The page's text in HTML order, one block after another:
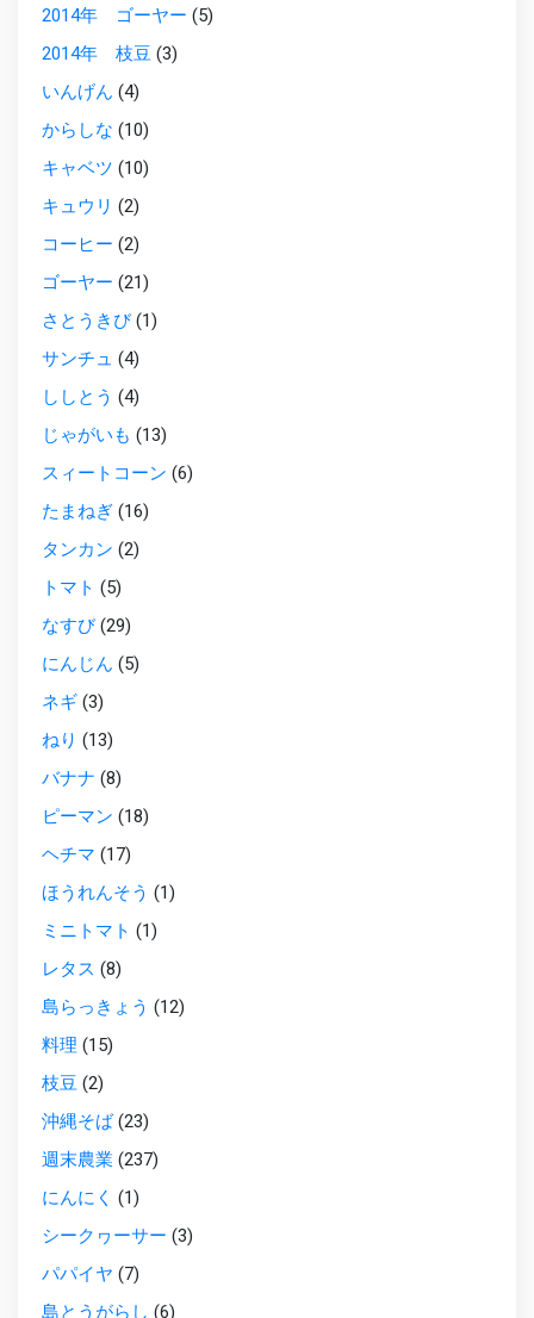
2014年 ゴーヤー (5)
2014年 枝豆 (3)
いんげん (4)
からしな (10)
キャベツ (10)
キュウリ (2)
コーヒー (2)
ゴーヤー (21)
さとうきび(1)
サンチュ (4)
ししとう (4)
じゃがいも (13)
スィートコーン (6)
たまねぎ (16)
タンカン (2)
トマト (5)
なすび(29)
にんじん (5)
ネギ (3)
ねり (13)
バナナ (8)
ピーマン (18)
ヘチマ (17)
ほうれんそう (1)
ミニトマト (1)
レタス (8)
島らっきょう (12)
料理 (15)
枝豆 (2)
沖縄そば(23)
週末農業 (237)
にんにく (1)
シークヮーサー (3)
パパイヤ (7)
島とうがらし (6)